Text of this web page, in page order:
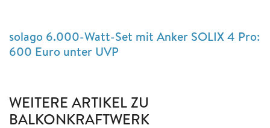
solago 6.000-Watt-Set mit Anker SOLIX 4 Pro:
600 Euro unter UVP
WEITERE ARTIKEL ZU
BALKONKRAFTWERK